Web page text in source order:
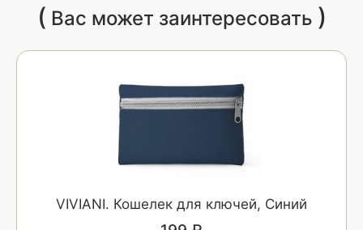
( Вас может заинтересовать )
VIVIANI. Кошелек для ключей, Синий